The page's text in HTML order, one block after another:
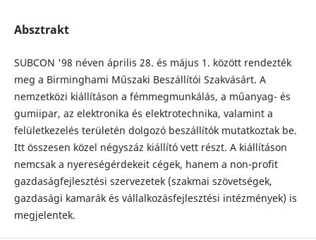
Absztrakt
SUBCON '98 néven április 28. és május 1. között rendezték
meg a Birminghami Műszaki Beszállítói Szakvásárt. A
nemzetközi kiállításon a fémmegmunkálás, a műanyag- és
gumiipar, az elektronika és elektrotechnika, valamint a
felületkezelés területén dolgozó beszállítók mutatkoztak be.
Itt összesen közel négyszáz kiállító vett részt. A kiállításon
nemcsak a nyereségérdekeit cégek, hanem a non-profit
gazdaságfejlesztési szervezetek (szakmai szövetségek,
gazdasági kamarák és vállalkozásfejlesztési intézmények) is
megjelentek.